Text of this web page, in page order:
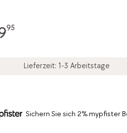
95
Lieferzeit: 1-3 Arbeitstage
Sichern Sie sich 2% mypfister